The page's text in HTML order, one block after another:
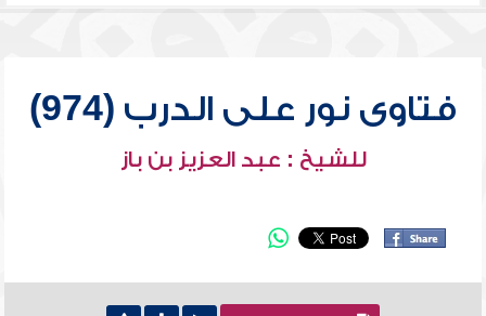
فتاوى نور على الدرب (974)
للشيخ : عبد العزيز بن باز